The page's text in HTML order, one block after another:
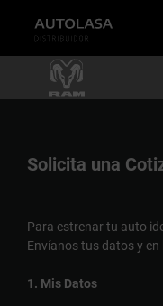
Solicita una
Para estrenar tu auto
Envíanos tus datos y
1. Mis Datos